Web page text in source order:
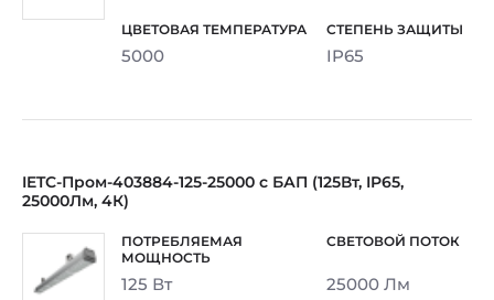
5000 IP65
IETC-Пром-403884-125-25000 с БАП (125Вт, IP65,
25000Лм, 4К)
125 Вт 25000 Лм